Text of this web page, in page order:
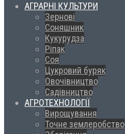
АГРАРНІ КУЛЬТУРИ
Зернові
Соняшник
Кукурудза
Ріпак
Соя
Цукровий буряк
Овочівництво
Садівництво
АГРОТЕХНОЛОГІЇ
Вирощування
Точне землеробство